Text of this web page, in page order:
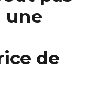
une
de